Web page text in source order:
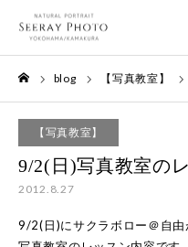
blog 【写真教室】
【写真教室】
9/2(日)写真教室の
2012.8.27
9/2(日)にサクラボロー＠自由